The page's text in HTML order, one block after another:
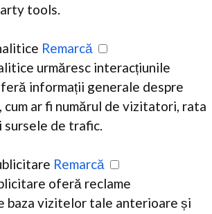
tools.
Remarcă
urmăresc interacțiunile
informații generale despre
ar fi numărul de vizitatori, rata
sursele de trafic.
Remarcă
oferă reclame
baza vizitelor tale anterioare și